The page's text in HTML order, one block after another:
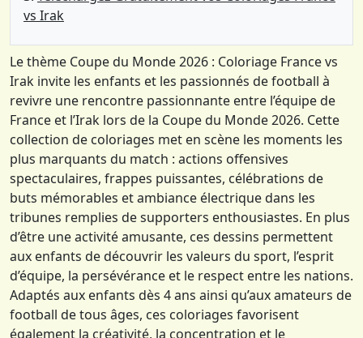
vs Irak
Le thème Coupe du Monde 2026 : Coloriage France vs
Irak invite les enfants et les passionnés de football à
revivre une rencontre passionnante entre l’équipe de
France et l’Irak lors de la Coupe du Monde 2026. Cette
collection de coloriages met en scène les moments les
plus marquants du match : actions offensives
spectaculaires, frappes puissantes, célébrations de
buts mémorables et ambiance électrique dans les
tribunes remplies de supporters enthousiastes. En plus
d’être une activité amusante, ces dessins permettent
aux enfants de découvrir les valeurs du sport, l’esprit
d’équipe, la persévérance et le respect entre les nations.
Adaptés aux enfants dès 4 ans ainsi qu’aux amateurs de
football de tous âges, ces coloriages favorisent
également la créativité, la concentration et le